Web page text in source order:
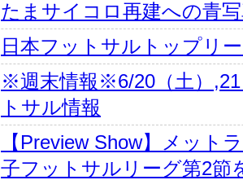
たまサイコロ再建への青
日本フットサルトップリ
※週末情報※6/20（土）
トサル情報
【Preview Show】メット
子フットサルリーグ第2節